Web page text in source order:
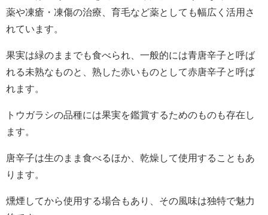
薬や凍瘡・凍傷の治療、育毛など薬としても幅広く活用さ
れています。
果実は緑のままでも食べられ、一般的には青唐辛子と呼ば
れる未熟なものと、熟した赤いものとして赤唐辛子と呼ば
れます。
トウガラシの品種には果実を鑑賞するためのものも存在し
ます。
唐辛子は生のまま食べるほか、乾燥して使用することもあ
ります。
燻煙してから使用する場合もあり、その風味は独特で魅力